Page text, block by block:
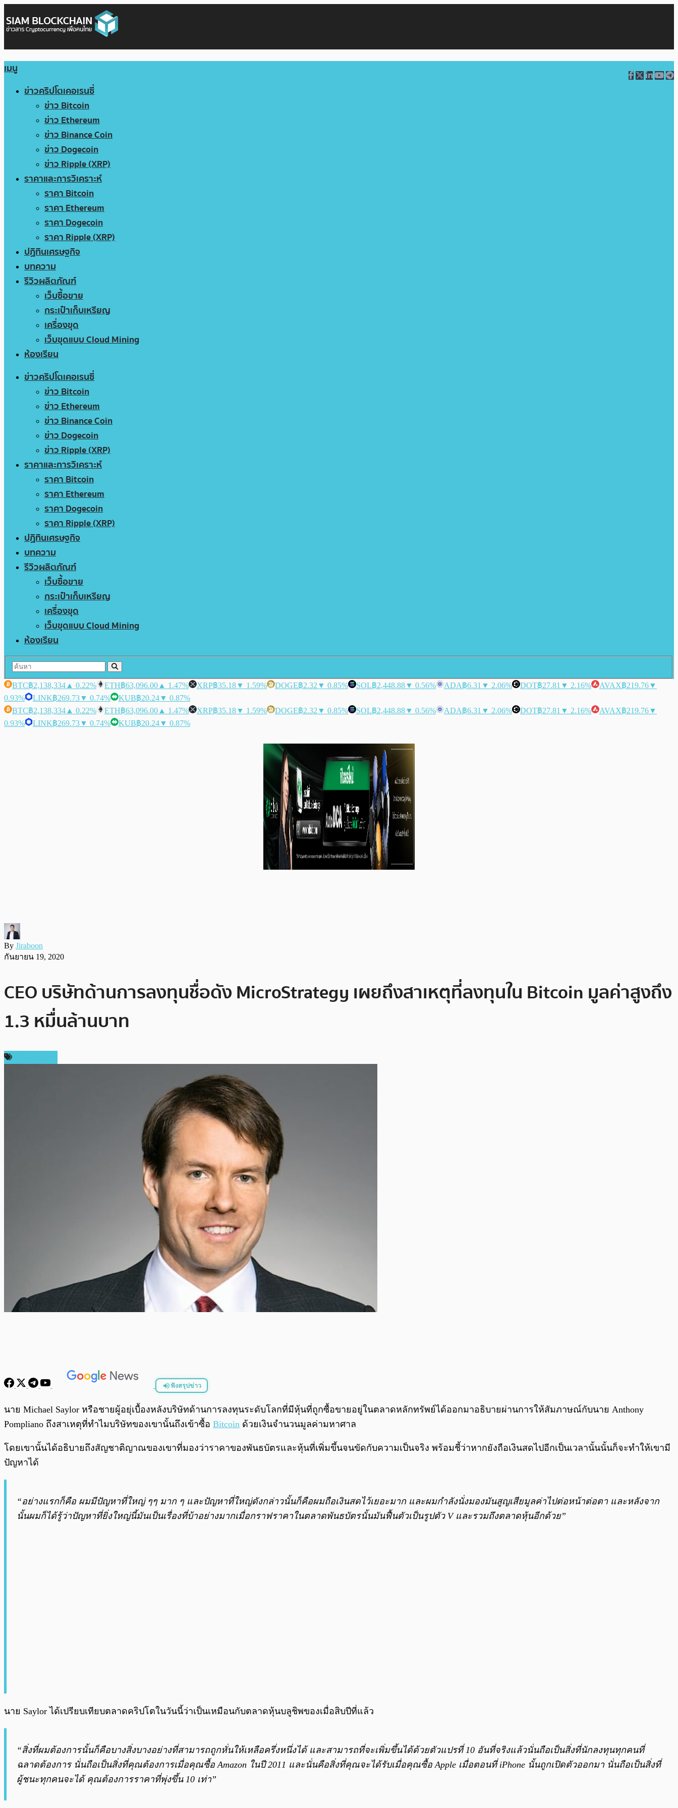
เมนู
ข่าวคริปโตเคอเรนซี่
ข่าว Bitcoin
ข่าว Ethereum
ข่าว Binance Coin
ข่าว Dogecoin
ข่าว Ripple (XRP)
ราคาและการวิเคราะห์
ราคา Bitcoin
ราคา Ethereum
ราคา Dogecoin
ราคา Ripple (XRP)
ปฏิทินเศรษฐกิจ
บทความ
รีวิวผลิตภัณฑ์
เว็บซื้อขาย
กระเป๋าเก็บเหรียญ
เครื่องขุด
เว็บขุดแบบ Cloud Mining
ห้องเรียน
ข่าวคริปโตเคอเรนซี่
ข่าว Bitcoin
ข่าว Ethereum
ข่าว Binance Coin
ข่าว Dogecoin
ข่าว Ripple (XRP)
ราคาและการวิเคราะห์
ราคา Bitcoin
ราคา Ethereum
ราคา Dogecoin
ราคา Ripple (XRP)
ปฏิทินเศรษฐกิจ
บทความ
รีวิวผลิตภัณฑ์
เว็บซื้อขาย
กระเป๋าเก็บเหรียญ
เครื่องขุด
เว็บขุดแบบ Cloud Mining
ห้องเรียน
BTC฿2,138,334 ▲ 0.22% ETH฿63,096.00 ▲ 1.47% XRP฿35.18▼ 1.59% DOGE฿2.32 ▼ 0.85% SOL฿2,448.88▼ 0.56% ADA฿6.31 ▼ 2.06% DOT฿27.81 ▼ 2.16% AVAX฿219.76▼
0.93%
LINK฿269.73▼ 0.74% KUB฿20.24▼ 0.87%
BTC฿2,138,334 ▲ 0.22% ETH฿63,096.00 ▲ 1.47% XRP฿35.18▼ 1.59% DOGE฿2.32 ▼ 0.85% SOL฿2,448.88▼ 0.56% ADA฿6.31 ▼ 2.06% DOT฿27.81 ▼ 2.16% AVAX฿219.76▼
0.93%
LINK฿269.73▼ 0.74% KUB฿20.24▼ 0.87%
By Jiraboon
กันยายน 19, 2020
CEO บริษัทด้านการลงทุนชื่อดัง MicroStrategy เผยถึงสาเหตุที่ลงทุนใน Bitcoin มูลค่าสูงถึง
1.3 หมื่นล้านบาท
ฟังสรุปข่าว
พร้อมเล่น 0:00 /
นาย Michael Saylor หรือชายผู้อยุ่เบื้องหลังบริษัทด้านการลงทุนระดับโลกที่มีหุ้นที่ถูกซื้อขายอยู่ในตลาดหลักทรัพย์ได้ออกมาอธิบายผ่านการให้สัมภาษณ์กับนาย Anthony
Pompliano ถึงสาเหตุที่ทำไมบริษัทของเขานั้นถึงเข้าซื้อ Bitcoin ด้วยเงินจำนวนมูลค่ามหาศาล
โดยเขานั้นได้อธิบายถึงสัญชาติญาณของเขาที่มองว่าราคาของพันธบัตรและหุ้นที่เพิ่มขึ้นจนขัดกับความเป็นจริง พร้อมชี้ว่าหากยังถือเงินสดไปอีกเป็นเวลานั้นนั้นก็จะทำให้เขามี
ปัญหาได้
“อย่างแรกก็คือ ผมมีปัญหาที่ใหญ่ ๆๆ มาก ๆ และปัญหาที่ใหญ่ดังกล่าวนั้นก็คือผมถือเงินสดไว้เยอะมาก และผมกำลังนั่งมองมันสูญเสียมูลค่าไปต่อหน้าต่อตา และหลังจาก
นั้นผมก็ได้รู้ว่าปัญหาที่ยิ่งใหญ่นี้มันเป็นเรื่องที่บ้าอย่างมากเมื่อกราฟราคาในตลาดพันธบัตรนั้นมันฟื้นตัวเป็นรูปตัว V และรวมถึงตลาดหุ้นอีกด้วย”
นาย Saylor ได้เปรียบเทียบตลาดคริปโตในวันนี้ว่าเป็นเหมือนกับตลาดหุ้นบลูชิพของเมื่อสิบปีที่แล้ว
“สิ่งที่ผมต้องการนั้นก็คือบางสิ่งบางอย่างที่สามารถถูกหั่นให้เหลือครึ่งหนึ่งได้ และสามารถที่จะเพิ่มขึ้นได้ด้วยตัวแปรที่ 10 อันที่จริงแล้วนั่นถือเป็นสิ่งที่นักลงทุนทุกคนที่
ฉลาดต้องการ นั่นถือเป็นสิ่งที่คุณต้องการเมื่อคุณซื้อ Amazon ในปี 2011 และนั่นคือสิ่งที่คุณจะได้รับเมื่อคุณซื้อ Apple เมื่อตอนที่ iPhone นั้นถูกเปิดตัวออกมา นั่นถือเป็นสิ่งที่
ผู้ชนะทุกคนจะได้ คุณต้องการราคาที่พุ่งขึ้น 10 เท่า”